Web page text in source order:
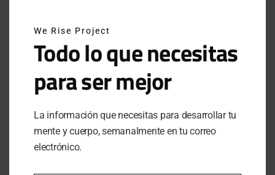
SUSCRÍBETE A NUESTRO NEWSLETTER
SUBSCRIBE
Al hacer clic en este botón, confirmas que has leído y
almacenamiento de información enviada por esta forma.
We Rise Project
Todo lo que necesitas
para ser mejor
La información que necesitas para desarrollar tu
mente y cuerpo, semanalmente en tu correo
electrónico.